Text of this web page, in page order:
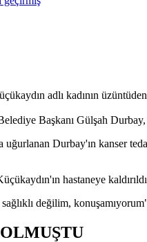
adlı kadının
Başkanı Gülşah Durbay,
Durbay'ın kanser
hastaneye
değilim,